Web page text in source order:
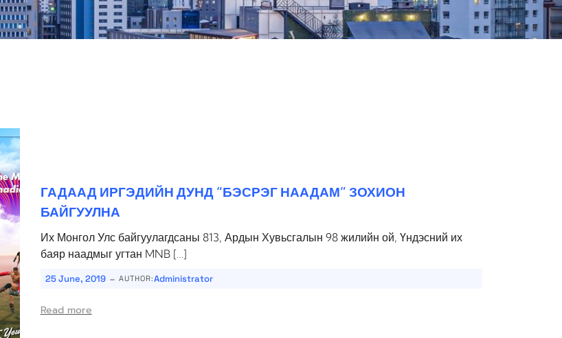
ГАДААД ИРГЭДИЙН ДУНД “БЭСРЭГ НААДАМ” ЗОХИОН
БАЙГУУЛНА
Их Монгол Улс байгуулагдсаны 813, Ардын Хувьсгалын 98 жилийн ой, Үндэсний их
баяр наадмыг угтан MNB […]
25 June, 2019 - AUTHOR:Administrator
Read more